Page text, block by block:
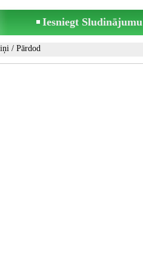
Iesniegt Sludinājumu
/ Pārdod